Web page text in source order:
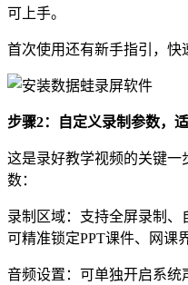
可上手。
首次使用还有新手指引，快
步骤2：自定义录制参数，
这是录好教学视频的关键
数：
录制区域：支持全屏录制、
可精准锁定PPT课件、网课
音频设置：可单独开启系统